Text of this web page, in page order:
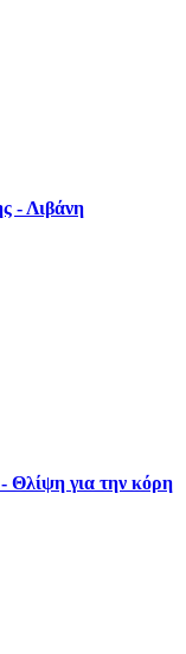
- Λιβάνη
Θλίψη για την κόρη